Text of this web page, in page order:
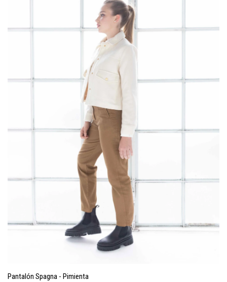
Pantalón Spagna - Pimienta